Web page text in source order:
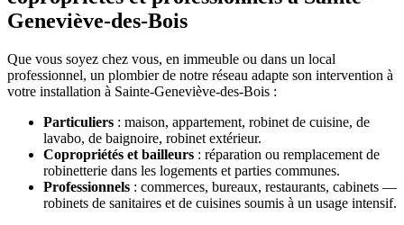
Geneviève-des-Bois
Que vous soyez chez vous, en immeuble ou dans un local
professionnel, un plombier de notre réseau adapte son intervention à
votre installation à Sainte-Geneviève-des-Bois :
Particuliers : maison, appartement, robinet de cuisine, de
lavabo, de baignoire, robinet extérieur.
Copropriétés et bailleurs : réparation ou remplacement de
robinetterie dans les logements et parties communes.
Professionnels : commerces, bureaux, restaurants, cabinets —
robinets de sanitaires et de cuisines soumis à un usage intensif.